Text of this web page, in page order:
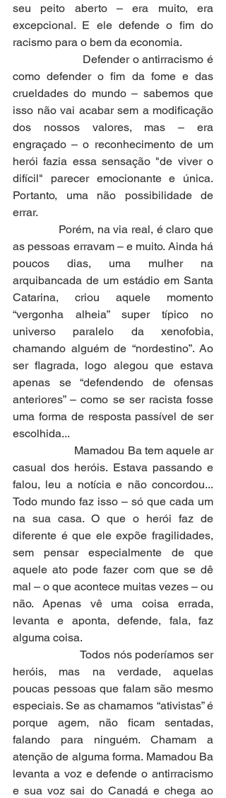
seu peito aberto – era muito, era
excepcional. E ele defende o fim do
racismo para o bem da economia.
Defender o antirracismo é
como defender o fim da fome e das
crueldades do mundo – sabemos que
isso não vai acabar sem a modificação
dos nossos valores, mas – era
engraçado – o reconhecimento de um
herói fazia essa sensação "de viver o
difícil" parecer emocionante e única.
Portanto, uma não possibilidade de
errar.
Porém, na via real, é claro que
as pessoas erravam – e muito. Ainda há
poucos dias, uma mulher na
arquibancada de um estádio em Santa
Catarina, criou aquele momento
“vergonha alheia” super típico no
universo paralelo da xenofobia,
chamando alguém de “nordestino”. Ao
ser flagrada, logo alegou que estava
apenas se “defendendo de ofensas
anteriores” – como se ser racista fosse
uma forma de resposta passível de ser
escolhida...
Mamadou Ba tem aquele ar
casual dos heróis. Estava passando e
falou, leu a notícia e não concordou...
Todo mundo faz isso – só que cada um
na sua casa. O que o herói faz de
diferente é que ele expõe fragilidades,
sem pensar especialmente de que
aquele ato pode fazer com que se dê
mal – o que acontece muitas vezes – ou
não. Apenas vê uma coisa errada,
levanta e aponta, defende, fala, faz
alguma coisa.
Todos nós poderíamos ser
heróis, mas na verdade, aquelas
poucas pessoas que falam são mesmo
especiais. Se as chamamos “ativistas” é
porque agem, não ficam sentadas,
falando para ninguém. Chamam a
atenção de alguma forma. Mamadou Ba
levanta a voz e defende o antirracismo
e sua voz sai do Canadá e chega ao